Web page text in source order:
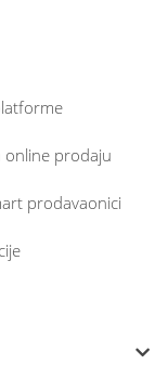
online prodaju
prodavaonici